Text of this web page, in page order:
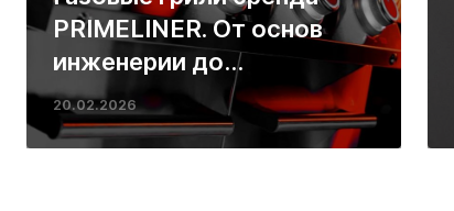
PRIMELINER. От основ
инженерии до
ресторанных стейков у
вас дома
20.02.2026